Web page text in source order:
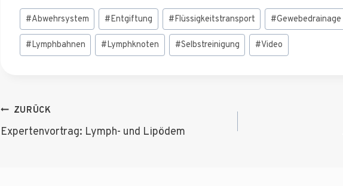
Schlagworte:
#Abwehrsystem #Entgiftung #Flüssigkeitstransport #Gewebedrainage
#Lymphbahnen #Lymphknoten #Selbstreinigung #Video
Beitragsnavigation
ZURÜCK
Expertenvortrag: Lymph- und Lipödem